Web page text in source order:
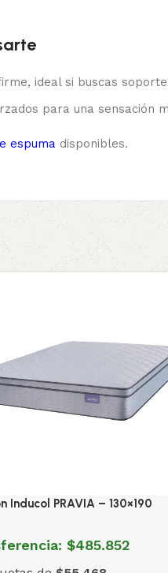
ideal si buscas
para una sensación
espuma disponibles.
Inducol PRAVIA – 130×190
$485.852